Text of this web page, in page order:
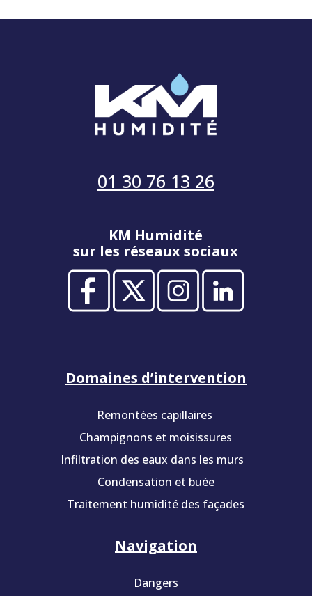
01 30 76 13 26
KM Humidité
sur les réseaux sociaux
Domaines d’intervention
Remontées capillaires
Champignons et moisissures
Infiltration des eaux dans les murs
Condensation et buée
Traitement humidité des façades
Navigation
Dangers